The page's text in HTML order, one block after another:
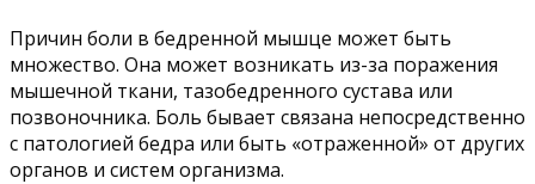
Причин боли в бедренной мышце может быть
множество. Она может возникать из-за поражения
мышечной ткани, тазобедренного сустава или
позвоночника. Боль бывает связана непосредственно
с патологией бедра или быть «отраженной» от других
органов и систем организма.